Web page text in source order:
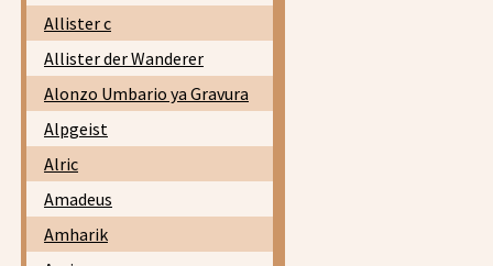
Allister c
Allister der Wanderer
Alonzo Umbario ya Gravura
Alpgeist
Alric
Amadeus
Amharik